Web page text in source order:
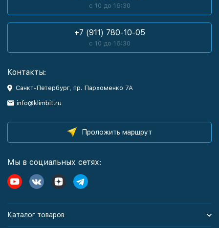
с 10 до 16:30
+7 (911) 780-10-05
с 10 до 16:30
Контакты:
Санкт-Петербург, пр. Пархоменко 7А
info@klimbit.ru
Проложить маршрут
Мы в социальных сетях:
Каталог товаров